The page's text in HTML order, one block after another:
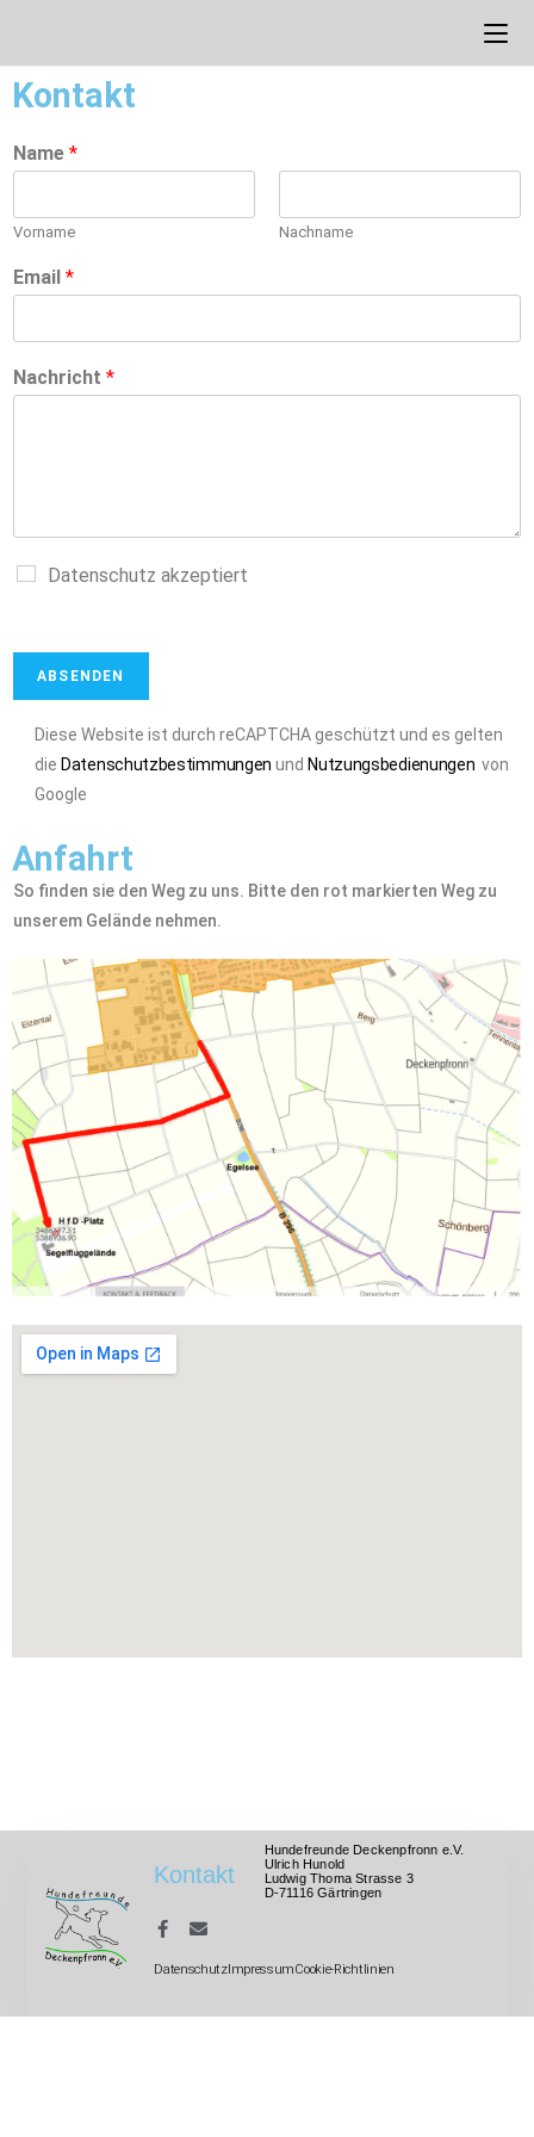
Kontakt
Name *
Vorname Nachname
Email *
Nachricht *
Datenschutz akzeptiert
ABSENDEN
Diese Website ist durch reCAPTCHA geschützt und es gelten
die Datenschutzbestimmungen und Nutzungsbedienungen von
Google
Anfahrt
So finden sie den Weg zu uns. Bitte den rot markierten Weg zu
unserem Gelände nehmen.
Kontakt
Hundefreunde Deckenpfronn e.V.
Ulrich Hunold
Ludwig Thoma Strasse 3
D-71116 Gärtringen
DatenschutzImpressumCookie-Richtlinien